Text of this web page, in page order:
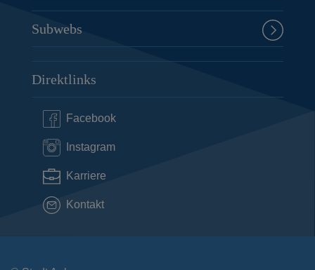
Subwebs
Direktlinks
Facebook
Instagram
Karriere
Kontakt